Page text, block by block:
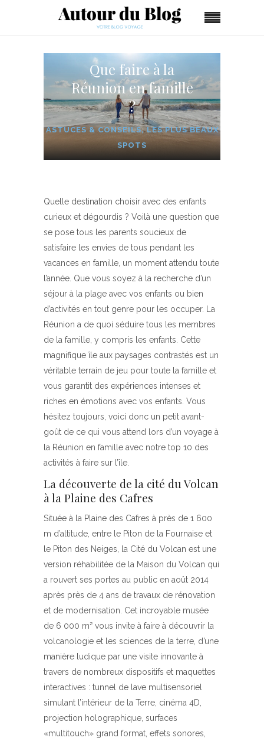
Que faire à la
Réunion en famille
?
ASTUCES & CONSEILS, LES PLUS BEAUX
SPOTS
Quelle destination choisir avec des enfants
curieux et dégourdis ? Voilà une question que
se pose tous les parents soucieux de
satisfaire les envies de tous pendant les
vacances en famille, un moment attendu toute
l’année. Que vous soyez à la recherche d’un
séjour à la plage avec vos enfants ou bien
d’activités en tout genre pour les occuper. La
Réunion a de quoi séduire tous les membres
de la famille, y compris les enfants. Cette
magnifique île aux paysages contrastés est un
véritable terrain de jeu pour toute la famille et
vous garantit des expériences intenses et
riches en émotions avec vos enfants. Vous
hésitez toujours, voici donc un petit avant-
goût de ce qui vous attend lors d’un voyage à
la Réunion en famille avec notre top 10 des
activités à faire sur l’île.
La découverte de la cité du Volcan
à la Plaine des Cafres
Située à la Plaine des Cafres à près de 1 600
m d’altitude, entre le Piton de la Fournaise et
le Piton des Neiges, la Cité du Volcan est une
version réhabilitée de la Maison du Volcan qui
a rouvert ses portes au public en août 2014
après près de 4 ans de travaux de rénovation
et de modernisation. Cet incroyable musée
de 6 000 m² vous invite à faire à découvrir la
volcanologie et les sciences de la terre, d’une
manière ludique par une visite innovante à
travers de nombreux dispositifs et maquettes
interactives : tunnel de lave multisensoriel
simulant l’intérieur de la Terre, cinéma 4D,
projection holographique, surfaces
«multitouch» grand format, effets sonores,